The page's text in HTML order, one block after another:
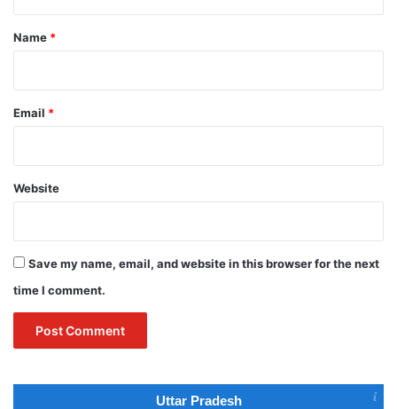
*
Name *
Email *
Website
Save my name, email, and website in this browser for the next
time I comment.
Uttar Pradesh